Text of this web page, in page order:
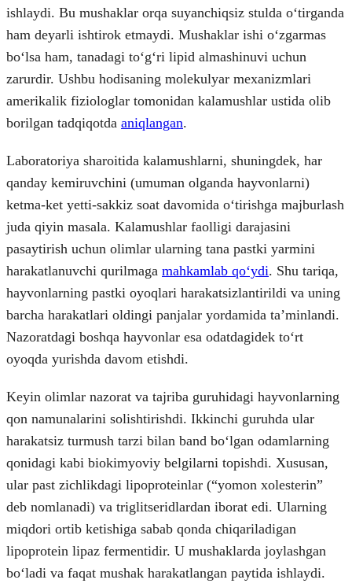
ishlaydi. Bu mushaklar orqa suyanchiqsiz stulda oʻtirganda
ham deyarli ishtirok etmaydi. Mushaklar ishi oʻzgarmas
boʻlsa ham, tanadagi toʻgʻri lipid almashinuvi uchun
zarurdir. Ushbu hodisaning molekulyar mexanizmlari
amerikalik fiziologlar tomonidan kalamushlar ustida olib
borilgan tadqiqotda aniqlangan.
Laboratoriya sharoitida kalamushlarni, shuningdek, har
qanday kemiruvchini (umuman olganda hayvonlarni)
ketma-ket yetti-sakkiz soat davomida oʻtirishga majburlash
juda qiyin masala. Kalamushlar faolligi darajasini
pasaytirish uchun olimlar ularning tana pastki yarmini
harakatlanuvchi qurilmaga mahkamlab qoʻydi. Shu tariqa,
hayvonlarning pastki oyoqlari harakatsizlantirildi va uning
barcha harakatlari oldingi panjalar yordamida taʼminlandi.
Nazoratdagi boshqa hayvonlar esa odatdagidek toʻrt
oyoqda yurishda davom etishdi.
Keyin olimlar nazorat va tajriba guruhidagi hayvonlarning
qon namunalarini solishtirishdi. Ikkinchi guruhda ular
harakatsiz turmush tarzi bilan band boʻlgan odamlarning
qonidagi kabi biokimyoviy belgilarni topishdi. Xususan,
ular past zichlikdagi lipoproteinlar (“yomon xolesterin”
deb nomlanadi) va triglitseridlardan iborat edi. Ularning
miqdori ortib ketishiga sabab qonda chiqariladigan
lipoprotein lipaz fermentidir. U mushaklarda joylashgan
boʻladi va faqat mushak harakatlangan paytida ishlaydi.